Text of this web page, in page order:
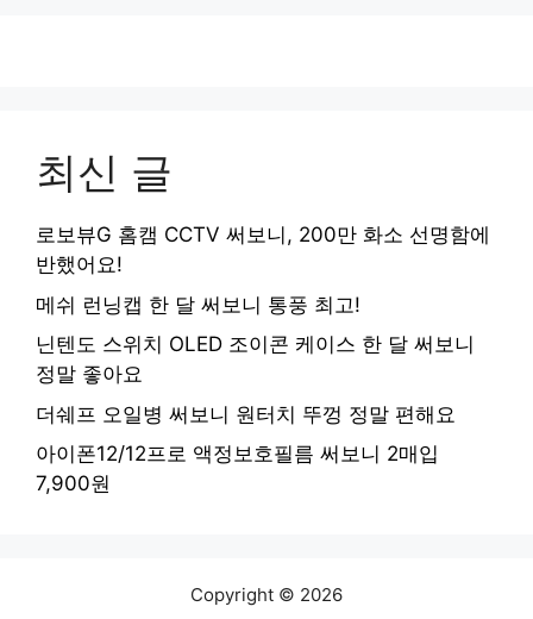
최신 글
로보뷰G 홈캠 CCTV 써보니, 200만 화소 선명함에
반했어요!
메쉬 런닝캡 한 달 써보니 통풍 최고!
닌텐도 스위치 OLED 조이콘 케이스 한 달 써보니
정말 좋아요
더쉐프 오일병 써보니 원터치 뚜껑 정말 편해요
아이폰12/12프로 액정보호필름 써보니 2매입
7,900원
Copyright © 2026